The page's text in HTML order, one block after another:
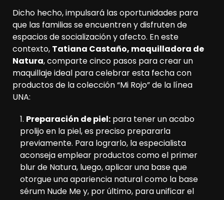
Dicho hecho, impulsará las oportunidades para
que las familias se encuentren y disfruten de
espacios de socialización y afecto. En este
contexto, Tatiana Castaño, maquilladora de
Natura, comparte cinco pasos para crear un
maquillaje ideal para celebrar esta fecha con
productos de la colección “Mi Rojo” de la línea
UNA:
Preparación de piel: para tener un acabo
prolijo en la piel, es preciso prepararla
previamente. Para lograrlo, la especialista
aconseja emplear productos como el primer
blur de Natura, luego, aplicar una base que
otorgue una apariencia natural como la base
sérum Nude Me y, por último, para unificar el